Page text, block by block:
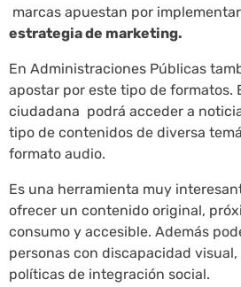
marcas apuestan por
estrategia de marketing.
En Administraciones Públicas
apostar por este tipo de formatos.
ciudadana podrá acceder a
tipo de contenidos de diversa
formato audio.
Es una herramienta muy
ofrecer un contenido original,
consumo y accesible. Además
personas con discapacidad
políticas de integración social.